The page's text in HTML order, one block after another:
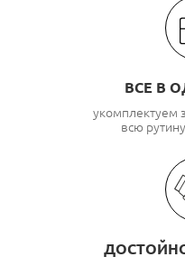
ВСЕ В
укомплектуем
всю